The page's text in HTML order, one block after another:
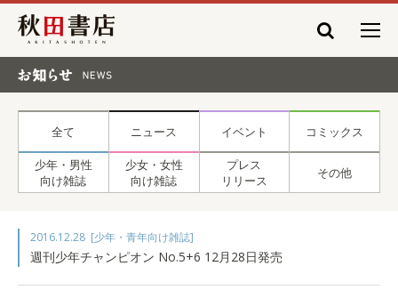
秋田書店
全て ニュース イベント コミックス
少年・男性
向け雑誌
少女・女性
向け雑誌
プレス
リリース
その他
2016.12.28 [少年・青年向け雑誌]
週刊少年チャンピオン No.5+6 12月28日発売